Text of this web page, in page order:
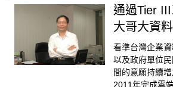
通過Tier
大哥大資
看準台灣企業
以及政府單位
間的意願持續
2011年完成雲